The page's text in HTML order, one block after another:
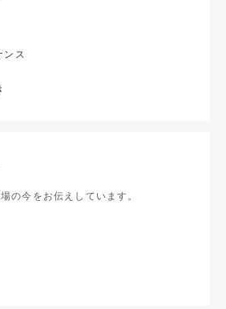
ンス
の今をお伝えしています。